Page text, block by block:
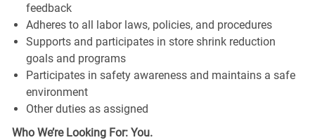
feedback
Adheres to all labor laws, policies, and procedures
Supports and participates in store shrink reduction
goals and programs
Participates in safety awareness and maintains a safe
environment
Other duties as assigned
Who We’re Looking For: You.